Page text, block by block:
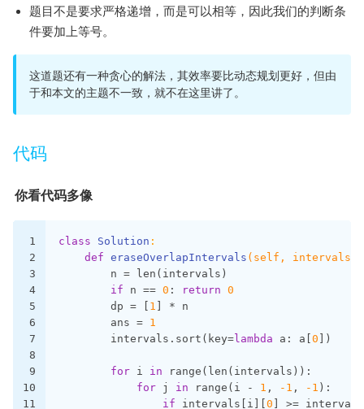
题目不是要求严格递增，而是可以相等，因此我们的判断条
件要加上等号。
这道题还有一种贪心的解法，其效率要比动态规划更好，但由
于和本文的主题不一致，就不在这里讲了。
代码
你看代码多像
1
2
3
4
5
6
7
8
9
10
11
class Solution :
def eraseOverlapIntervals (self,
        n = len(intervals)
if n == 0 : return 0
        dp = [
1 ] * n
        ans =
1
        intervals.sort(key=
lambda a: a[ 0 ])
for i in range(len(intervals)):
for j in range(i - 1 , -1 , -1 ):
if intervals[i][ 0 ] >=